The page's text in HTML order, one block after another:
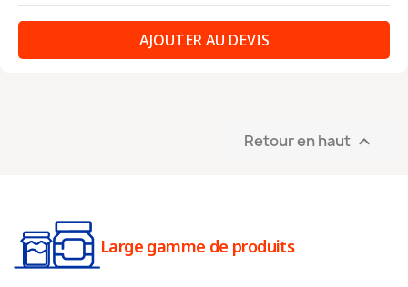
AJOUTER AU DEVIS
Retour en haut 
Large gamme de produits